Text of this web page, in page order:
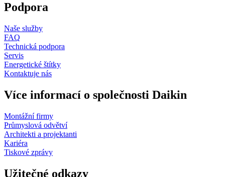
Podpora
Naše služby
FAQ
Technická podpora
Servis
Energetické štítky
Kontaktuje nás
Více informací o společnosti Daikin
Montážní firmy
Průmyslová odvětví
Architekti a projektanti
Kariéra
Tiskové zprávy
Užitečné odkazy